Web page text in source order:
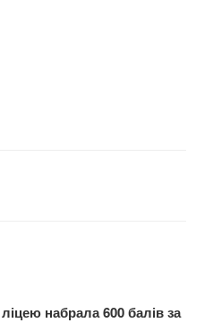
набрала 600 балів за